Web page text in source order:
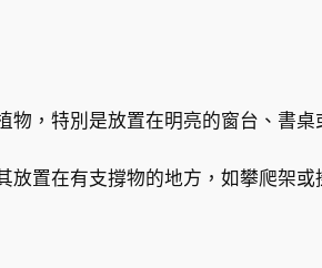
a
量
，特別是放置在明亮的窗台、書
置在有支撐物的地方，如攀爬架